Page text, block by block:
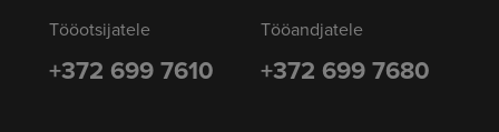
Tööotsijatele
+372 699 7610
Tööandjatele
+372 699 7680